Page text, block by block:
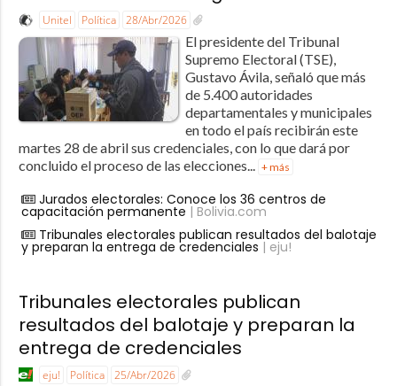
Unitel Política 28/Abr/2026
El presidente del Tribunal
Supremo Electoral (TSE),
Gustavo Ávila, señaló que más
de 5.400 autoridades
departamentales y municipales
en todo el país recibirán este
martes 28 de abril sus credenciales, con lo que dará por
concluido el proceso de las elecciones...
+ más
Jurados electorales: Conoce los 36 centros de
capacitación permanente | Bolivia.com
Tribunales electorales publican resultados del balotaje
y preparan la entrega de credenciales | eju!
Tribunales electorales publican
resultados del balotaje y preparan la
entrega de credenciales
eju! Política 25/Abr/2026